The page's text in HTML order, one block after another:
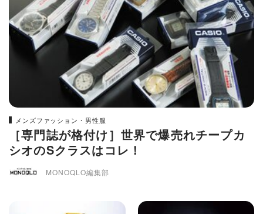
メンズファッション・男性服
［専門誌が格付け］世界で爆売れチープカ
シオのSクラスはコレ！
MONOQLO編集部